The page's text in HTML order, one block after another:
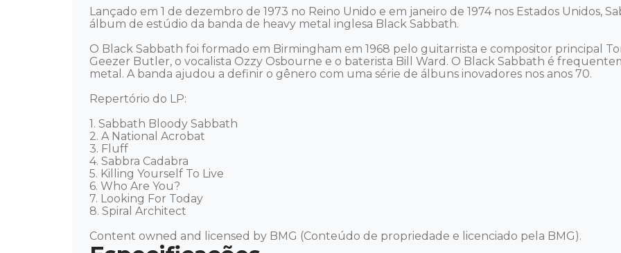
Lançado em 1 de dezembro de 1973 no Reino Unido e em janeiro de 1974 nos Estados Unidos,
álbum de estúdio da banda de heavy metal inglesa Black Sabbath.
O Black Sabbath foi formado em Birmingham em 1968 pelo guitarrista e compositor principal
Geezer Butler, o vocalista Ozzy Osbourne e o baterista Bill Ward. O Black Sabbath é
metal. A banda ajudou a definir o gênero com uma série de álbuns inovadores nos anos 70.
Repertório do LP:
1. Sabbath Bloody Sabbath
2. A National Acrobat
3. Fluff
4. Sabbra Cadabra
5. Killing Yourself To Live
6. Who Are You?
7. Looking For Today
8. Spiral Architect
Content owned and licensed by BMG (Conteúdo de propriedade e licenciado pela BMG).